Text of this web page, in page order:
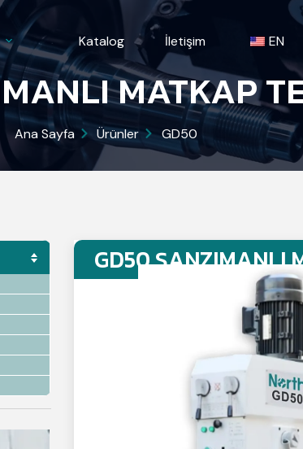
Katalog İletişim EN
MATKAP
Ana Sayfa Ürünler GD50
GD50 ŞANZIMANLI